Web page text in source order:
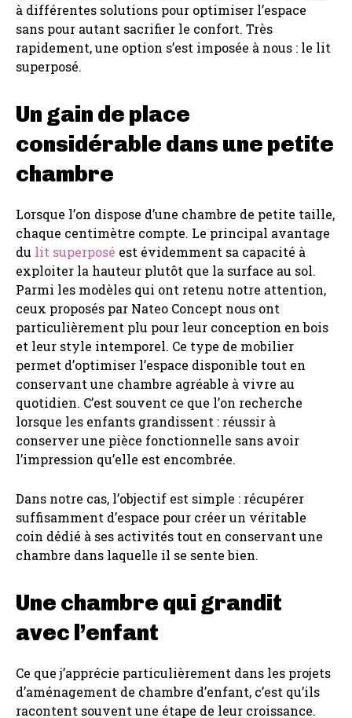
à différentes solutions pour optimiser l’espace
sans pour autant sacrifier le confort. Très
rapidement, une option s’est imposée à nous : le lit
superposé.
Un gain de place
considérable dans une petite
chambre
Lorsque l’on dispose d’une chambre de petite taille,
chaque centimètre compte. Le principal avantage
du lit superposé est évidemment sa capacité à
exploiter la hauteur plutôt que la surface au sol.
Parmi les modèles qui ont retenu notre attention,
ceux proposés par Nateo Concept nous ont
particulièrement plu pour leur conception en bois
et leur style intemporel. Ce type de mobilier
permet d’optimiser l’espace disponible tout en
conservant une chambre agréable à vivre au
quotidien. C’est souvent ce que l’on recherche
lorsque les enfants grandissent : réussir à
conserver une pièce fonctionnelle sans avoir
l’impression qu’elle est encombrée.
Dans notre cas, l’objectif est simple : récupérer
suffisamment d’espace pour créer un véritable
coin dédié à ses activités tout en conservant une
chambre dans laquelle il se sente bien.
Une chambre qui grandit
avec l’enfant
Ce que j’apprécie particulièrement dans les projets
d’aménagement de chambre d’enfant, c’est qu’ils
racontent souvent une étape de leur croissance.